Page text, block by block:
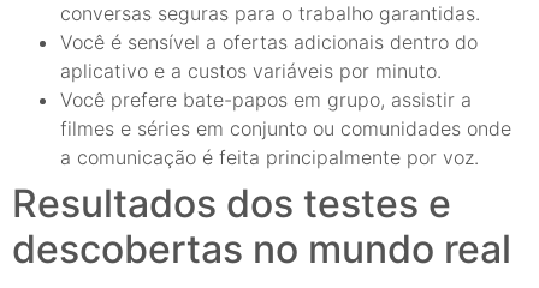
conversas seguras para o trabalho garantidas.
Você é sensível a ofertas adicionais dentro do
aplicativo e a custos variáveis por minuto.
Você prefere bate-papos em grupo, assistir a
filmes e séries em conjunto ou comunidades onde
a comunicação é feita principalmente por voz.
Resultados dos testes e
descobertas no mundo real